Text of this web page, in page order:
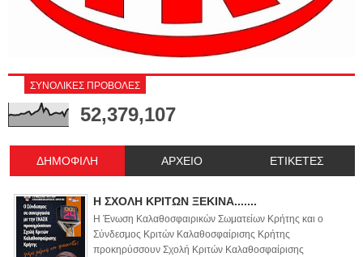
ΣΥΝΟΛΙΚΕΣ ΠΡΟΒΟΛΕΣ
52,379,107
ΔΗΜΟΦΙΛΗ ΑΡΧΕΙΟ ΕΤΙΚΕΤΕΣ
Η ΣΧΟΛΗ ΚΡΙΤΩΝ ΞΕΚΙΝΑ.......
Η Ένωση Καλαθοσφαιρικών Σωματείων Κρήτης και ο
Σύνδεσμος Κριτών Καλαθοσφαίρισης Κρήτης
προκηρύσσουν Σχολή Κριτών Καλαθοσφαίρισης